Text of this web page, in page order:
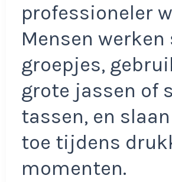
professioneler
Mensen
groepjes,
grote jassen of
tassen, en
toe tijdens
momenten.